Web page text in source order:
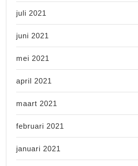
juli 2021
juni 2021
mei 2021
april 2021
maart 2021
februari 2021
januari 2021